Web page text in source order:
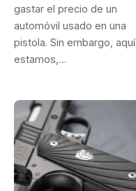
gastar el precio de un
automóvil usado en una
pistola. Sin embargo, aquí
estamos,…